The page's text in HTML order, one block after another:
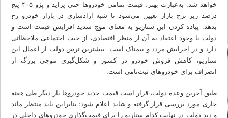
خواهد شد. به‌عبارت بهتر، قیمت تمامی خودروها حتی پراید و پژو ۴۰۵ پنج
درصد زیر نرخ بازار تعیین می‌شود تا شبه آزادسازی در بازار خودرو رخ
بدهد. پیاده کردن این سناریو به معنای موج شدید افزایش قیمت است و
دولت با وجود اعتقاد به آن از منظر اقتصادی، از حیث اجتماعی ملاحظاتی
دارد و در اجرایش مردد و بیمناک است. بیشترین ترس دولت از اعمال این
سناریو، کاهش فروش خودرو در کشور و شکل‌گیری موجی بزرگ از
انصراف برای خودروهای ثبت‌نامی است.
طبق آخرین وعده دولت، قرار است قیمت جدید خودروها بار دیگر طی هفته
جاری مورد بررسی قرار گرفته و شاید اعلام شود؛ بنابراین باید منتظر ماند
و دید دولت در نهایت کدام سناریو را برای قیمت‌گذاری خودروهای داخلی در